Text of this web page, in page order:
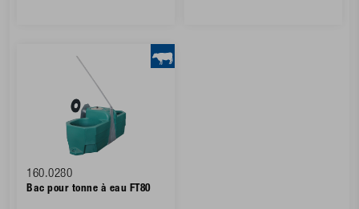
160.0280
Bac pour tonne à eau FT80